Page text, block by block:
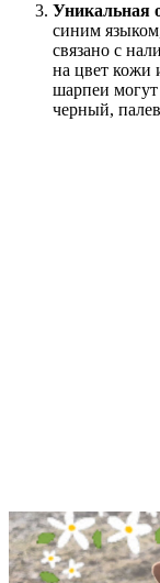
Уникальная
синим
связано с
на цвет кожи
шарпеи
черный,